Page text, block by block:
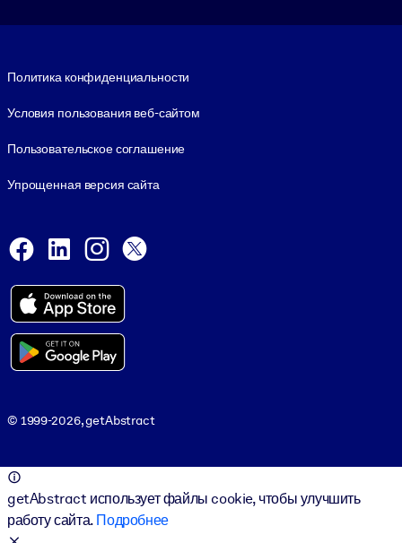
Политика конфиденциальности
Условия пользования веб-сайтом
Пользовательское соглашение
Упрощенная версия сайта
Facebook
LinkedInInstagram
© 1999-2026, getAbstract
getAbstract использует файлы cookie, чтобы улучшить
работу сайта. Подробнее